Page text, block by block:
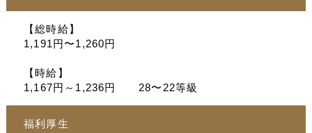
【総時給】
1,191円〜1,260円
【時給】
1,167円～1,236円 28〜22等級
福利厚生